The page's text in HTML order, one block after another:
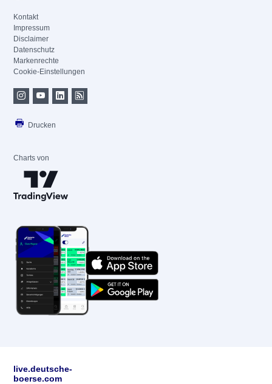
Kontakt
Impressum
Disclaimer
Datenschutz
Markenrechte
Cookie-Einstellungen
Drucken
Charts von
live.deutsche-
boerse.com